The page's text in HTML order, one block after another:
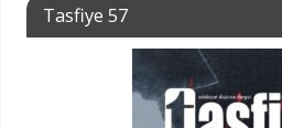
Tasfiye 57